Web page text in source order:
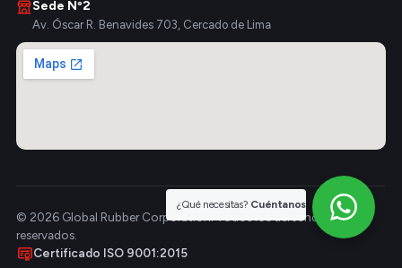
Sede Nº2
Av. Óscar R. Benavides 703, Cercado de Lima
© 2026 Global Rubber Corporation. Todos los derechos
reservados.
Certificado ISO 9001:2015
¿Qué necesitas? Cuéntanos